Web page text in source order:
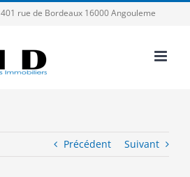
401 rue de Bordeaux 16000 Angouleme
Précédent Suivant